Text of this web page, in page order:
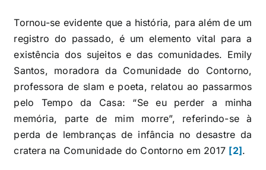
Tornou-se evidente que a história, para além de um
registro do passado, é um elemento vital para a
existência dos sujeitos e das comunidades. Emily
Santos, moradora da Comunidade do Contorno,
professora de slam e poeta, relatou ao passarmos
pelo Tempo da Casa: “Se eu perder a minha
memória, parte de mim morre”, referindo-se à
perda de lembranças de infância no desastre da
cratera na Comunidade do Contorno em 2017 [2].